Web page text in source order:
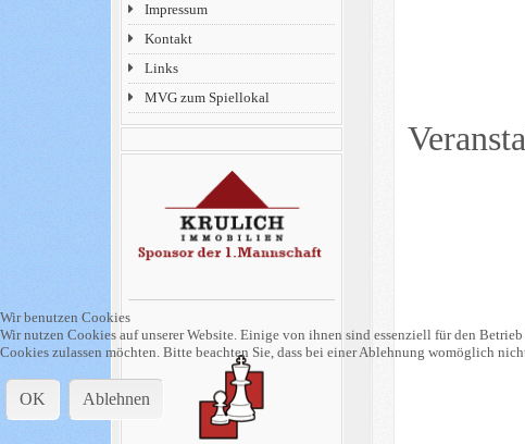
Impressum
Kontakt
Links
MVG zum Spiellokal
Wir benutzen Cookies
Wir nutzen Cookies auf unserer Website. Einige von ihnen sind essenziell für den
Cookies zulassen möchten. Bitte beachten Sie, dass bei einer Ablehnung womöglich
OK Ablehnen